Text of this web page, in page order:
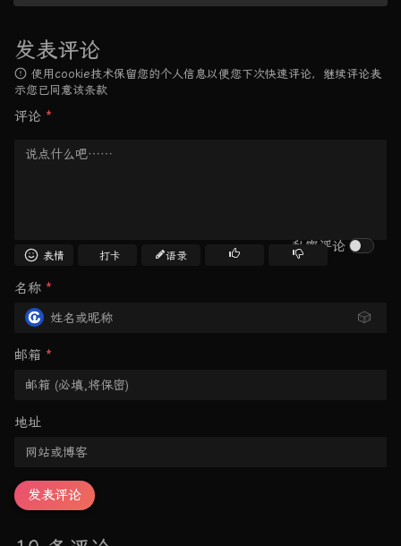
发表评论
使用cookie技术保留您的个人信息以便您下次快速评论，继续评论表
示您已同意该条款
评论 *
表情 打卡 语录
私密评论
名称 *
🎲
邮箱 *
地址
发表评论